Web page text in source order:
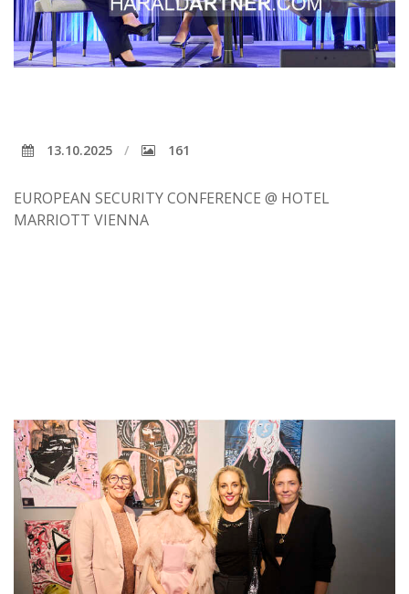
13.10.2025 161
EUROPEAN SECURITY CONFERENCE @ HOTEL
MARRIOTT VIENNA